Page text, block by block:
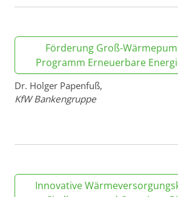
Förderung Groß-
Programm Erneuerbare
Dr. Holger Papenfuß,
KfW Bankengruppe
Innovative